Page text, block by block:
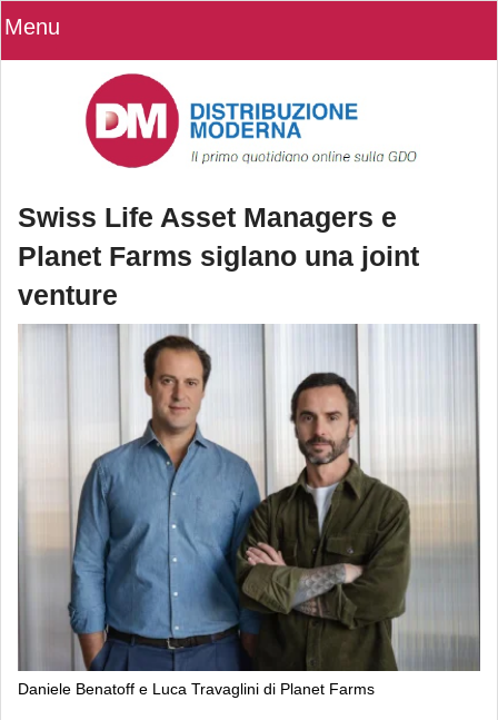
Menu
Swiss Life Asset Managers e
Planet Farms siglano una joint
venture
Daniele Benatoff e Luca Travaglini di Planet Farms